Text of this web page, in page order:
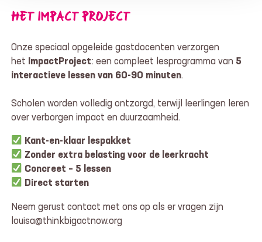
HET IMPACT PROJECT
Onze speciaal opgeleide gastdocenten verzorgen
het ImpactProject: een compleet lesprogramma van 5
interactieve lessen van 60-90 minuten.
Scholen worden volledig ontzorgd, terwijl leerlingen leren
over verborgen impact en duurzaamheid.
Kant-en-klaar lespakket
Zonder extra belasting voor de leerkracht
Concreet – 5 lessen
Direct starten
Neem gerust contact met ons op als er vragen zijn
louisa@thinkbigactnow.org